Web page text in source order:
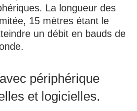
La longueur des
15 mètres étant le
un débit en bauds de
périphérique
et logicielles.